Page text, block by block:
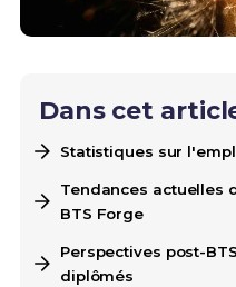
Dans cet
Statistiques sur
Tendances actuelles
BTS Forge
Perspectives post-
diplômés